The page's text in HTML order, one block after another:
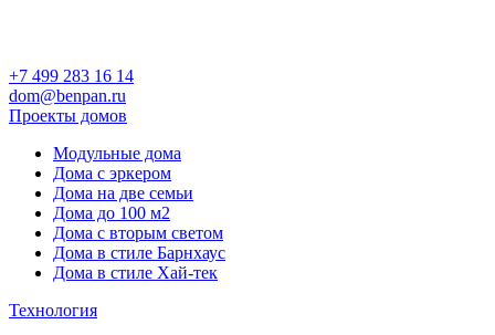
+7 499 283 16 14
dom@benpan.ru
Проекты домов
Модульные дома
Дома с эркером
Дома на две семьи
Дома до 100 м2
Дома с вторым светом
Дома в стиле Барнхаус
Дома в стиле Хай-тек
Технология